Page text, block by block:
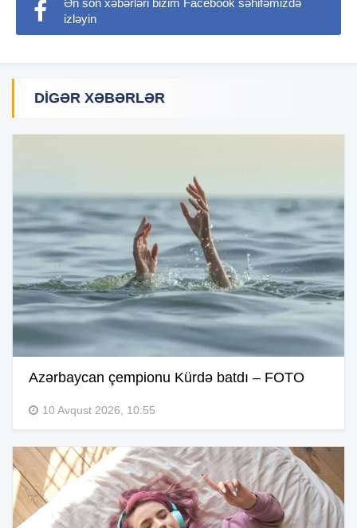
Ən son xəbərləri bizim Facebook səhifəmizdə
izləyin
DIGƏR XƏBƏRLƏR
Azərbaycan çempionu Kürdə batdı – FOTO
10 Avqust 2026, 10:55